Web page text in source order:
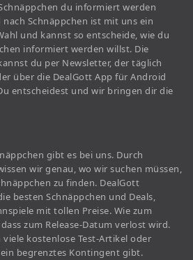
du informiert werden
Schnäppchen ist mit uns ein
und kannst so entscheide, wie du
informiert werden willst. Die
du per Newsletter, der täglich
über die DealGott App für Android
entscheidest und wir bringen dir die
gibt es bei uns. Durch
wir genau, wo wir suchen müssen,
zu finden. DealGott
besten Schnäppchen und Deals,
mit tollen Preise. Wie zum
zum Release-Datum verlost wird.
kostenlose Test-Artikel oder
begrenztes Kontingent gibt.